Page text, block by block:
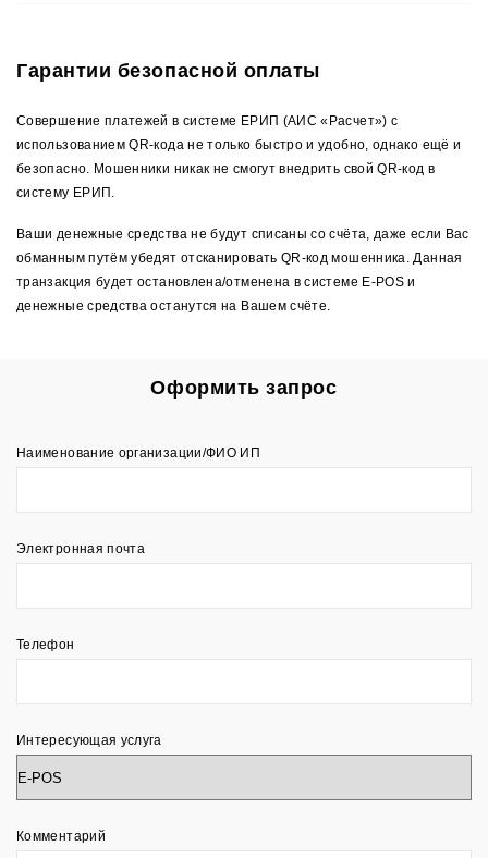
Гарантии безопасной оплаты
Совершение платежей в системе ЕРИП (АИС «Расчет») с
использованием QR-кода не только быстро и удобно, однако ещё и
безопасно. Мошенники никак не смогут внедрить свой QR-код в
систему ЕРИП.
Ваши денежные средства не будут списаны со счёта, даже если Вас
обманным путём убедят отсканировать QR-код мошенника. Данная
транзакция будет остановлена/отменена в системе E-POS и
денежные средства останутся на Вашем счёте.
Оформить запрос
Наименование организации/ФИО ИП
Электронная почта
Телефон
Интересующая услуга
Комментарий